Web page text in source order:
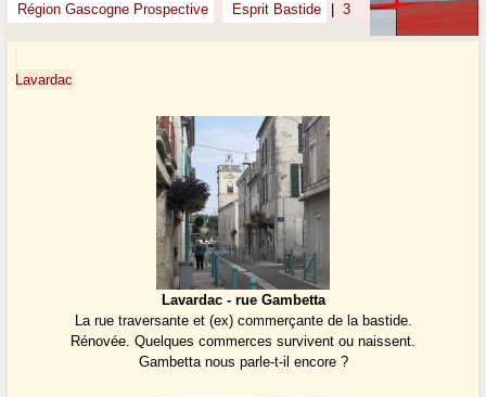
Région Gascogne Prospective Esprit Bastide 3
Lavardac
Lavardac - rue Gambetta
La rue traversante et (ex) commerçante de la bastide.
Rénovée. Quelques commerces survivent ou naissent.
Gambetta nous parle-t-il encore ?